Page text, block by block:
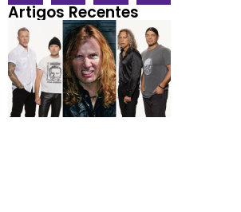
Artigos Recentes